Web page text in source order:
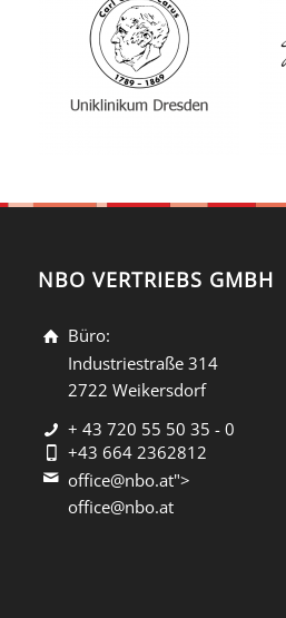
NBO VERTRIEBS GMBH
Büro:
Industriestraße 314
2722 Weikersdorf
+ 43 720 55 50 35 - 0
+43 664 2362812
office@nbo.at">
office@nbo.at